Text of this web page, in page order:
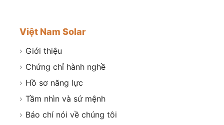
Việt Nam Solar
› Giới thiệu
› Chứng chỉ hành nghề
› Hồ sơ năng lực
› Tầm nhìn và sứ mệnh
› Báo chí nói về chúng tôi